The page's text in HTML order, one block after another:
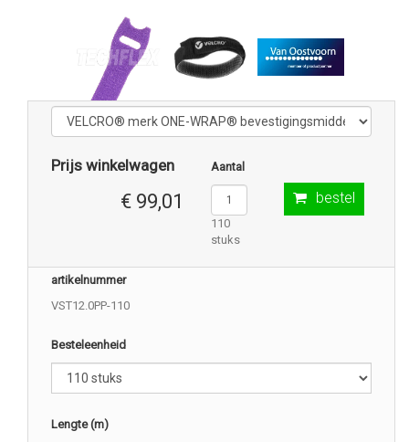
Prijs winkelwagen
€ 99,01
Aantal
110
stuks
bestel
artikelnummer
VST12.0PP-110
Besteleenheid
Lengte (m)